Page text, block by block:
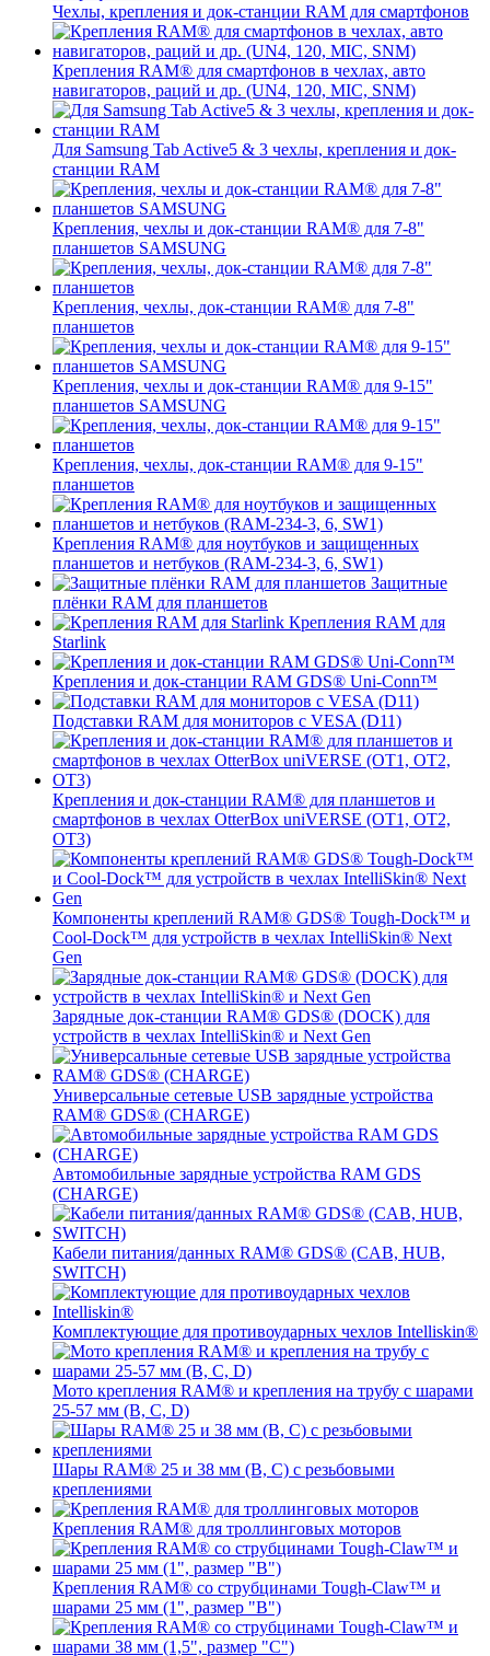
Чехлы, крепления и док-станции RAM для смартфонов
Крепления RAM® для смартфонов в чехлах, авто
навигаторов, раций и др. (UN4, 120, MIC, SNM)
Для Samsung Tab Active5 & 3 чехлы, крепления и док-
станции RAM
Крепления, чехлы и док-станции RAM® для 7-8"
планшетов SAMSUNG
Крепления, чехлы, док-станции RAM® для 7-8"
планшетов
Крепления, чехлы и док-станции RAM® для 9-15"
планшетов SAMSUNG
Крепления, чехлы, док-станции RAM® для 9-15"
планшетов
Крепления RAM® для ноутбуков и защищенных
планшетов и нетбуков (RAM-234-3, 6, SW1)
Защитные
плёнки RAM для планшетов
Крепления RAM для
Starlink
Крепления и док-станции RAM GDS® Uni-Conn™
Подставки RAM для мониторов с VESA (D11)
Крепления и док-станции RAM® для планшетов и
смартфонов в чехлах OtterBox uniVERSE (OT1, OT2,
OT3)
Компоненты креплений RAM® GDS® Tough-Dock™ и
Cool-Dock™ для устройств в чехлах IntelliSkin® Next
Gen
Зарядные док-станции RAM® GDS® (DOCK) для
устройств в чехлах IntelliSkin® и Next Gen
Универсальные сетевые USB зарядные устройства
RAM® GDS® (CHARGE)
Автомобильные зарядные устройства RAM GDS
(CHARGE)
Кабели питания/данных RAM® GDS® (CAB, HUB,
SWITCH)
Комплектующие для противоударных чехлов Intelliskin®
Мото крепления RAM® и крепления на трубу с шарами
25-57 мм (B, C, D)
Шары RAM® 25 и 38 мм (B, C) с резьбовыми
креплениями
Крепления RAM® для троллинговых моторов
Крепления RAM® со струбцинами Tough-Claw™ и
шарами 25 мм (1", размер "B")